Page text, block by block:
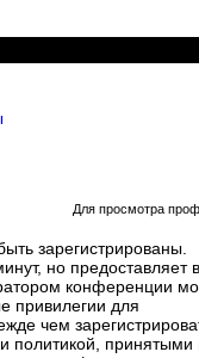
Для просмотра
зарегистрированы.
но предоставляет
конференции
привилегии для
чем
политикой, принятыми